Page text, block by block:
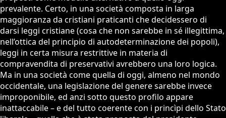
prevalente. Certo, in una società composta in larga
maggioranza da cristiani praticanti che decidessero di
darsi leggi cristiane (cosa che non sarebbe in sé illegittima,
nell’ottica del principio di autodeterminazione dei popoli),
leggi in certa misura restrittive in materia di
compravendita di preservativi avrebbero una loro logica.
Ma in una società come quella di oggi, almeno nel mondo
occidentale, una legislazione del genere sarebbe invece
improponibile, ed anzi sotto questo profilo appare
inattaccabile – e del tutto coerente con i princìpi dello Stato